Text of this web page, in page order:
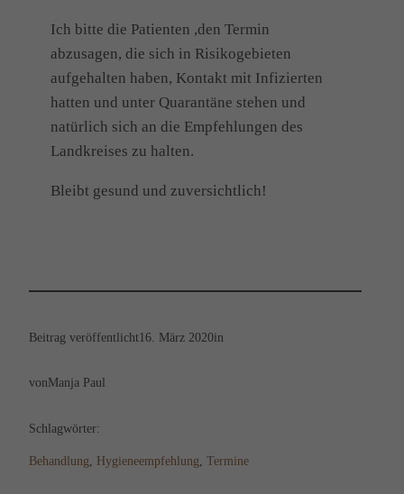
Ich bitte die Patienten ,den Termin
abzusagen, die sich in Risikogebieten
aufgehalten haben, Kontakt mit Infizierten
hatten und unter Quarantäne stehen und
natürlich sich an die Empfehlungen des
Landkreises zu halten.
Bleibt gesund und zuversichtlich!
Beitrag veröffentlicht16. März 2020in
vonManja Paul
Schlagwörter:
Behandlung Hygieneempfehlung Termine